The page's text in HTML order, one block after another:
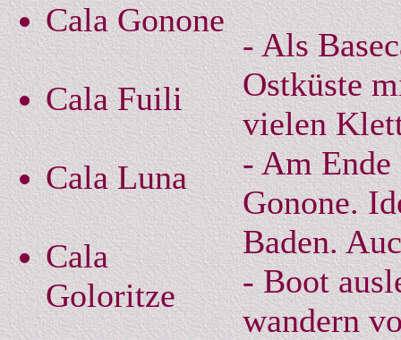
Cala Gonone
Cala Fuili
Cala Luna
Cala
Goloritze
- Als
Ostküste
vielen
- Am Ende
Gonone.
Baden.
- Boot
wandern